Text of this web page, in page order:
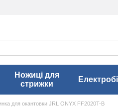
Ножиці для
стрижки
для окантовки JRL ONYX FF2020T-B